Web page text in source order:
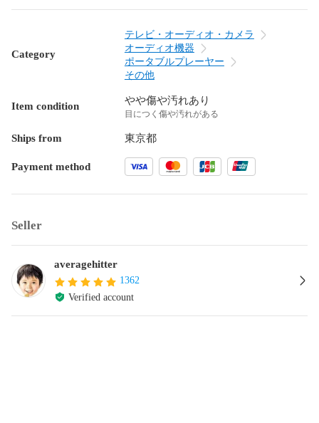
Category
テレビ・オーディオ・カメラ
オーディオ機器
ポータブルプレーヤー
その他
Item condition やや傷や汚れあり
目につく傷や汚れがある
Ships from 東京都
Payment method
Seller
averagehitter
1362
Verified account